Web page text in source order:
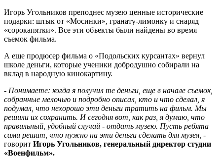
Игорь Угольников преподнес музею ценные исторические
подарки: штык от «Мосинки», гранату-лимонку и снаряд
«сорокапятки». Все эти объекты были найдены во время
съемок фильма.
А еще продюсер фильма о «Подольских курсантах» вернул
школе деньги, которые ученики добродушно собирали на
вклад в народную кинокартину.
- Понимаете: когда я получил те деньги, еще в начале съемок,
собранные мелочью и подробно описал, кто и что сделал, я
подумал, что нехорошо эти деньги тратить на фильм. Мы
решили их сохранить. И сегодня вот, как раз, я думаю, что
правильный, удобный случай - отдать музею. Пусть ребята
сами решат, что нужно на эти деньги сделать для музея, -
говорит Игорь Угольников, генеральный директор студии
«Военфильм».